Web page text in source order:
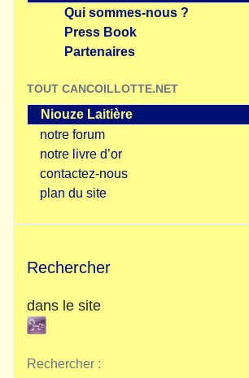
Qui sommes-nous ?
Press Book
Partenaires
TOUT CANCOILLOTTE.NET
Niouze Laitière
notre forum
notre livre d’or
contactez-nous
plan du site
Rechercher
dans le site
Rechercher :